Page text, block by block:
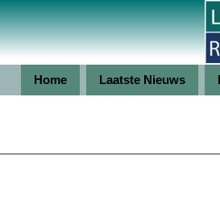
Home Laatste Nieuws